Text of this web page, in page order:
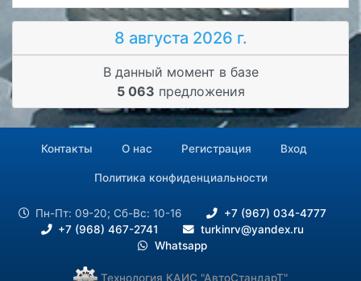
8 августа 2026 г.
В данный момент в базе
5 063 предложения
Контакты О нас Регистрация Вход
Политика конфиденциальности
Пн-Пт: 09-20; Сб-Вс: 10-16
+7 (967) 034-4777
+7 (968) 467-2741
turkinrv@yandex.ru
Whatsapp
Технология КАИС "АвтоСтандарТ"